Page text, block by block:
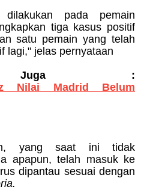
pada pemain
tiga kasus positif
satu pemain yang telah
lagi," jelas pernyataan
Juga :
Nilai Madrid Belum
yang saat ini tidak
apapun, telah masuk ke
dipantau sesuai dengan